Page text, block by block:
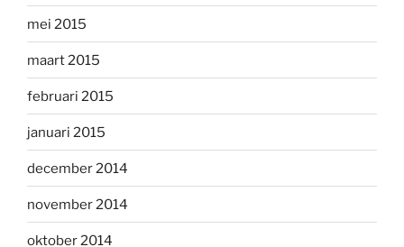
mei 2015
maart 2015
februari 2015
januari 2015
december 2014
november 2014
oktober 2014